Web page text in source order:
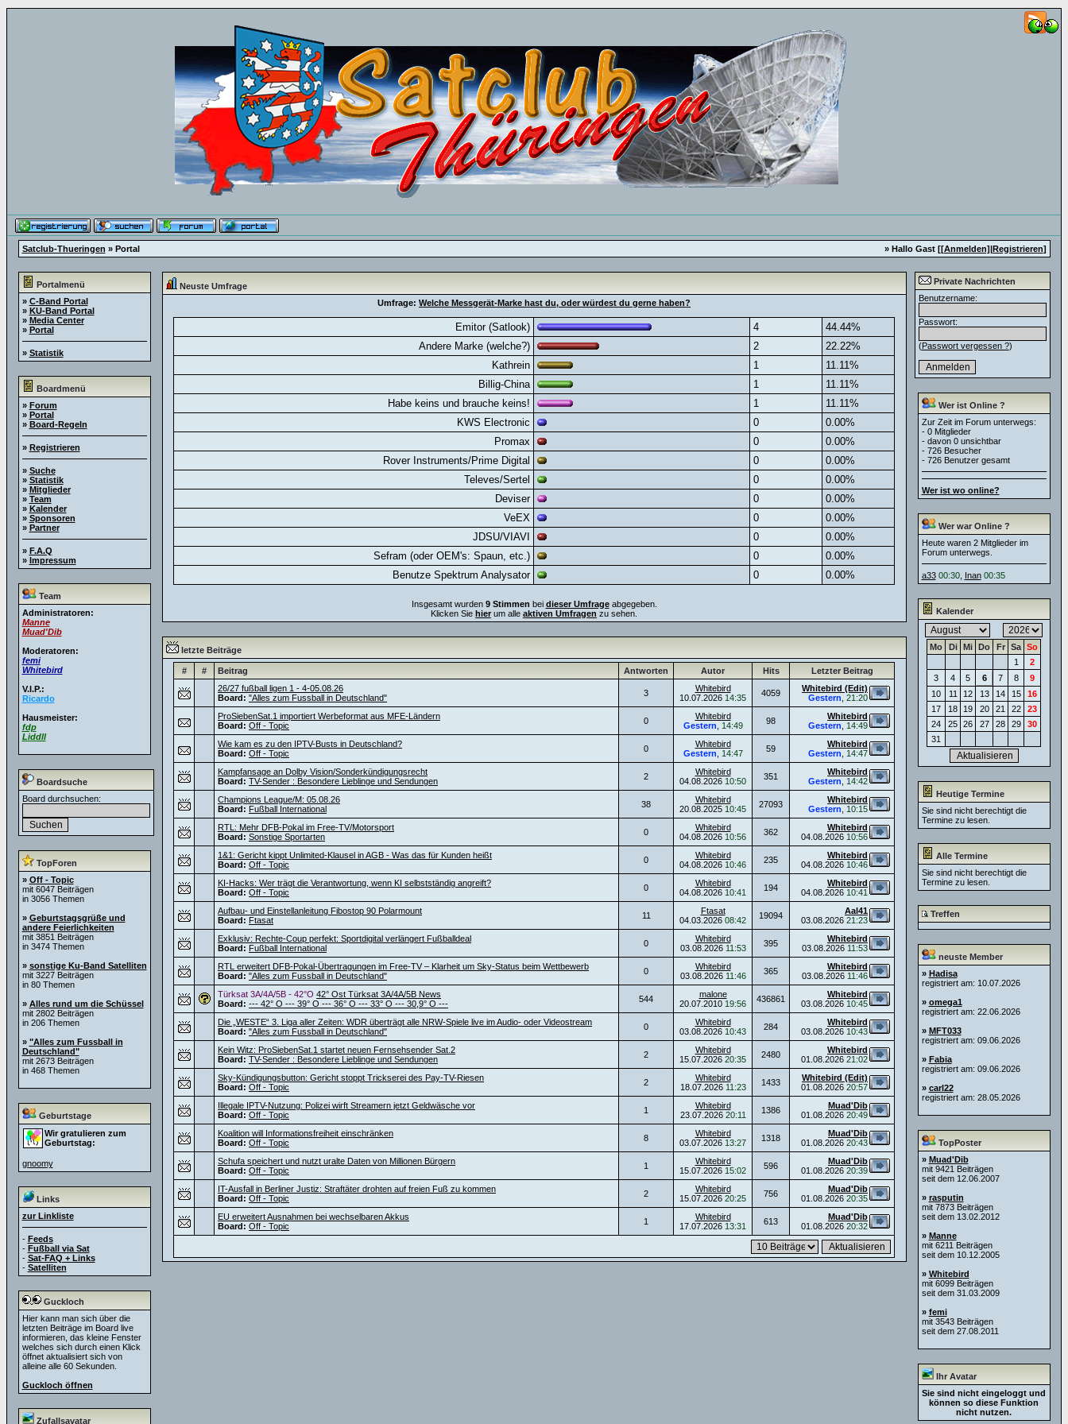
Satclub-Thueringen » Portal » Hallo Gast [[Anmelden]|Registrieren]
Portalmenü
» C-Band Portal
» KU-Band Portal
» Media Center
» Portal
» Statistik
Boardmenü
» Forum
» Portal
» Board-Regeln
» Registrieren
» Suche
» Statistik
» Mitglieder
» Team
» Kalender
» Sponsoren
» Partner
» F.A.Q
» Impressum
Team
Administratoren:
Manne
Muad'Dib
Moderatoren:
femi
Whitebird
V.I.P.:
Ricardo
Hausmeister:
fdp
Liddll
Boardsuche
Board durchsuchen:
TopForen
» Off - Topic
mit 6047 Beiträgen
in 3056 Themen
» Geburtstagsgrüße und
andere Feierlichkeiten
mit 3851 Beiträgen
in 3474 Themen
» sonstige Ku-Band Satelliten
mit 3227 Beiträgen
in 80 Themen
» Alles rund um die Schüssel
mit 2802 Beiträgen
in 206 Themen
» "Alles zum Fussball in
Deutschland"
mit 2673 Beiträgen
in 468 Themen
Geburtstage
Wir gratulieren zum
Geburtstag:
gnoomy
Links
zur Linkliste
- Feeds
- Fußball via Sat
- Sat-FAQ + Links
- Satelliten
Guckloch
Hier kann man sich über die
letzten Beiträge im Board live
informieren, das kleine Fenster
welches sich durch einen Klick
öffnet aktualisiert sich von
alleine alle 60 Sekunden.
Guckloch öffnen
Zufallsavatar
Neuste Umfrage
Umfrage: Welche Messgerät-Marke hast du, oder würdest du gerne haben?
Emitor (Satlook) 4
44.44%
Andere Marke (welche?)
2
22.22%
Kathrein
1
11.11%
Billig-China
1
11.11%
Habe keins und brauche keins!
1
11.11%
KWS Electronic
0
0.00%
Promax
0
0.00%
Rover Instruments/Prime Digital
0
0.00%
Televes/Sertel
0
0.00%
Deviser
0
0.00%
VeEX
0
0.00%
JDSU/VIAVI
0
0.00%
Sefram (oder OEM's: Spaun, etc.)
0
0.00%
Benutze Spektrum Analysator
0 0.00%
Insgesamt wurden 9 Stimmen bei dieser Umfrageabgegeben.
Klicken Sie hier um alle aktiven Umfragen zu sehen.
letzte Beiträge
# # Beitrag Antworten Autor Hits
Letzter Beitrag
26/27 fußball ligen 1 - 4-05.08.26
Board: "Alles zum Fussball in Deutschland" 3
Whitebird
10.07.2026 14:35 4059
Whitebird (Edit)
Gestern 21:20
ProSiebenSat.1 importiert Werbeformat aus MFE-Ländern
Board: Off - Topic 0
Whitebird
Gestern
14:49 98
Whitebird
Gestern
14:49
Wie kam es zu den IPTV-Busts in Deutschland?
Board: Off - Topic 0
Whitebird
Gestern
14:47 59
Whitebird
Gestern
14:47
Kampfansage an Dolby Vision/Sonderkündigungsrecht
Board: TV-Sender : Besondere Lieblinge und Sendungen 2
Whitebird
04.08.2026 10:50 351
Whitebird
Gestern
14:42
Champions League/M: 05.08.26
Board: Fußball International 38
Whitebird
20.08.2025 10:45 27093
Whitebird
Gestern
10:15
RTL: Mehr DFB-Pokal im Free-TV/Motorsport
Board: Sonstige Sportarten 0
Whitebird
04.08.2026 10:56 362
Whitebird
04.08.2026 10:56
1&1: Gericht kippt Unlimited-Klausel in AGB - Was das für Kunden heißt
Board: Off - Topic 0
Whitebird
04.08.2026 10:46 235
Whitebird
04.08.2026 10:46
KI-Hacks: Wer trägt die Verantwortung, wenn KI selbstständig angreift?
Board: Off - Topic 0
Whitebird
04.08.2026 10:41 194
Whitebird
04.08.2026 10:41
Aufbau- und Einstellanleitung Fibostop 90 Polarmount
Board: Ftasat 11
Ftasat
04.03.2026 08:42 19094
Aal41
03.08.2026 21:23
Exklusiv: Rechte-Coup perfekt: Sportdigital verlängert Fußballdeal
Board: Fußball International 0
Whitebird
03.08.2026 11:53 395
Whitebird
03.08.2026 11:53
RTL erweitert DFB-Pokal-Übertragungen im Free-TV – Klarheit um Sky-Status beim Wettbewerb
Board: "Alles zum Fussball in Deutschland" 0
Whitebird
03.08.2026 11:46 365
Whitebird
03.08.2026 11:46
Türksat 3A/4A/5B - 42°O 42° Ost Türksat 3A/4A/5B News
Board: --- 42° O --- 39° O --- 36° O --- 33° O --- 30,9° O --- 544
malone
20.07.2010 19:56 436861
Whitebird
03.08.2026 10:45
Die „WESTE“ 3. Liga aller Zeiten: WDR überträgt alle NRW-Spiele live im Audio- oder Videostream
Board: "Alles zum Fussball in Deutschland" 0
Whitebird
03.08.2026 10:43 284
Whitebird
03.08.2026 10:43
Kein Witz: ProSiebenSat.1 startet neuen Fernsehsender Sat.2
Board: TV-Sender : Besondere Lieblinge und Sendungen 2
Whitebird
15.07.2026 20:35 2480
Whitebird
01.08.2026 21:02
Sky-Kündigungsbutton: Gericht stoppt Trickserei des Pay-TV-Riesen
Board: Off - Topic 2
Whitebird
18.07.2026 11:23 1433
Whitebird (Edit)
01.08.2026 20:57
Illegale IPTV-Nutzung: Polizei wirft Streamern jetzt Geldwäsche vor
Board: Off - Topic 1
Whitebird
23.07.2026 20:11 1386
Muad'Dib
01.08.2026 20:49
Koalition will Informationsfreiheit einschränken
Board: Off - Topic 8
Whitebird
03.07.2026 13:27 1318
Muad'Dib
01.08.2026 20:43
Schufa speichert und nutzt uralte Daten von Millionen Bürgern
Board: Off - Topic 1
Whitebird
15.07.2026 15:02 596
Muad'Dib
01.08.2026 20:39
IT-Ausfall in Berliner Justiz: Straftäter drohten auf freien Fuß zu kommen
Board: Off - Topic 2
Whitebird
15.07.2026 20:25 756
Muad'Dib
01.08.2026 20:35
EU erweitert Ausnahmen bei wechselbaren Akkus
Board: Off - Topic 1
Whitebird
17.07.2026 13:31 613
Muad'Dib
01.08.2026 20:32
Private Nachrichten
Benutzername:
Passwort:
(Passwort vergessen ?)
Wer ist Online ?
Zur Zeit im Forum unterwegs:
- 0 Mitglieder
- davon 0 unsichtbar
- 726 Besucher
- 726 Benutzer gesamt
Wer ist wo online?
Wer war Online ?
Heute waren 2 Mitglieder im
Forum unterwegs.
a33 00:30, Inan 00:35
Kalender
Mo Di Mi Do Fr Sa So
1
2
3
4 5 6 7 8
9
10
11 12 13 14 15
16
17
18 19 20 21 22
23
24
25 26 27 28 29
30
31
Heutige Termine
Sie sind nicht berechtigt die
Termine zu lesen.
Alle Termine
Sie sind nicht berechtigt die
Termine zu lesen.
Treffen
neuste Member
» Hadisa
registriert am: 10.07.2026
» omega1
registriert am: 22.06.2026
» MFT033
registriert am: 09.06.2026
» Fabia
registriert am: 09.06.2026
» carl22
registriert am: 28.05.2026
TopPoster
» Muad'Dib
mit 9421 Beiträgen
seit dem 12.06.2007
» rasputin
mit 7873 Beiträgen
seit dem 13.02.2012
» Manne
mit 6211 Beiträgen
seit dem 10.12.2005
» Whitebird
mit 6099 Beiträgen
seit dem 31.03.2009
» femi
mit 3543 Beiträgen
seit dem 27.08.2011
Ihr Avatar
Sie sind nicht eingeloggt und
können so diese Funktion
nicht nutzen.